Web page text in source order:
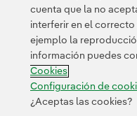
Contacta Clientes
Transparencia en el
Configuración de cookies
cuenta que la no
interferir en el
ejemplo la
información puedes
Cookies
Configuración de
¿Aceptas las cookies?